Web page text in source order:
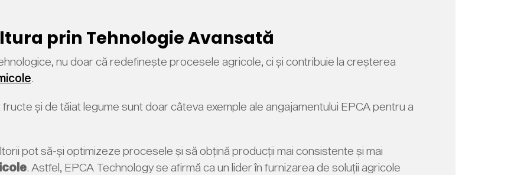
prin Tehnologie Avansată
nu doar că redefinește procesele agricole, ci și contribuie la creșterea
.
și de tăiat legume sunt doar câteva exemple ale angajamentului EPCA pentru a
pot să-și optimizeze procesele și să obțină producții mai consistente și mai
. Astfel, EPCA Technology se afirmă ca un lider în furnizarea de soluții agricole